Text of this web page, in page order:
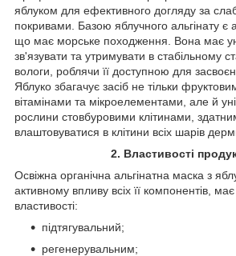
яблуком для ефективного догляду за
покривами. Базою яблучного альгінату є
що має морське походження. Вона має
зв'язувати та утримувати в стабільному
вологи, роблячи її доступною для
Яблуко збагачує засіб не тільки
вітамінами та мікроелементами, але й
рослини стовбуровими клітинами,
влаштовуватися в клітини всіх шарів
2. Властивості
Освіжна органічна альгінатна маска з
активному впливу всіх її компонентів, має
властивості:
підтягувальний;
регенерувальним;